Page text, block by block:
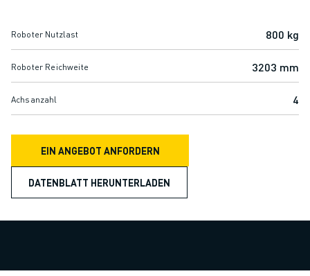
ROBOSHOT SOFTWARE
ROBOSHOT VORBEUGENDE WARTUNG
ROBOSHOT TOTAL COST OF OWNERSHIP
DRAHTERODIERMASCHINEN
ROBOCUT DRAHTERODIERMASCHINEN
ROBOCUT HARDWARE
ROBOCUT SOFTWARE
ROBOCUT NACHHALTIGKEIT
Roboter Nutzlast 800 kg
Roboter Reichweite 3203 mm
Achsanzahl 4
EIN ANGEBOT ANFORDERN
DATENBLATT HERUNTERLADEN